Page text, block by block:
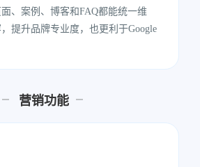
、案例、博客和FAQ都能统一维
提升品牌专业度，也更利于Google
营销功能